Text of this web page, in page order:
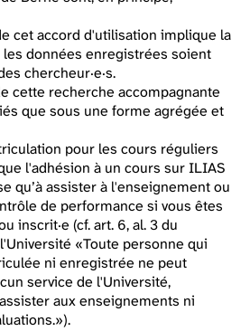
cet accord d'utilisation implique la
données enregistrées soient
chercheur·e·s.
cette recherche accompagnante
que sous une forme agrégée et
pour les cours réguliers
l'adhésion à un cours sur ILIAS
qu’à assister à l'enseignement ou
de performance si vous êtes
inscrit·e (cf. art. 6, al. 3 du
«Toute personne qui
ni enregistrée ne peut
service de l'Université,
aux enseignements ni